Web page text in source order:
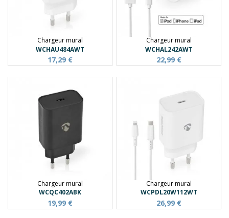
Chargeur mural
WCHAU484AWT
17,29 €
Chargeur mural
WCHAL242AWT
22,99 €
Chargeur mural
WCQC402ABK
19,99 €
Chargeur mural
WCPDL20W112WT
26,99 €